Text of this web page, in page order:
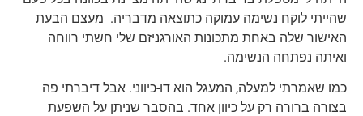
שהייתי לוקח נשימה עמוקה כתוצאה מדבריה. מעצם הבעת
האישור שלה באחת מתכונות האורגניזם שלי חשתי רווחה
ואיתה נפתחה הנשימה.
כמו שאמרתי למעלה, המעגל הוא דו-כיווני. אבל דיברתי פה
בצורה ברורה רק על כיוון אחד. בהסבר שניתן על השפעת